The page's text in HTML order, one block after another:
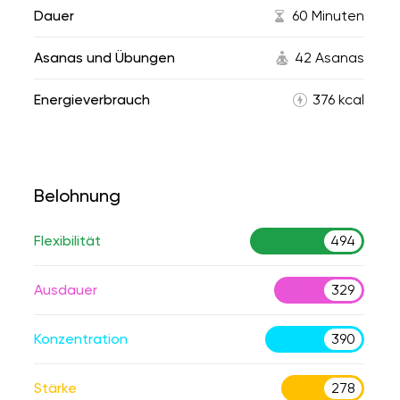
Dauer 60 Minuten
Asanas und Übungen 42 Asanas
Energieverbrauch 376 kcal
Belohnung
Flexibilität 494
Ausdauer 329
Konzentration 390
Stärke 278